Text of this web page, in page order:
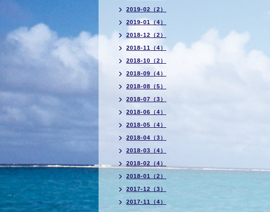
2019-02（2）
2019-01（4）
2018-12（2）
2018-11（4）
2018-10（2）
2018-09（4）
2018-08（5）
2018-07（3）
2018-06（4）
2018-05（4）
2018-04（3）
2018-03（4）
2018-02（4）
2018-01（2）
2017-12（3）
2017-11（4）